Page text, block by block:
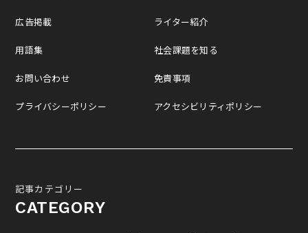
広告掲載
用語集
お問い合わせ
プライバシーポリシー
ライター紹介
社会課題を知る
免責事項
アクセシビリティポリシー
記事カテゴリー
CATEGORY